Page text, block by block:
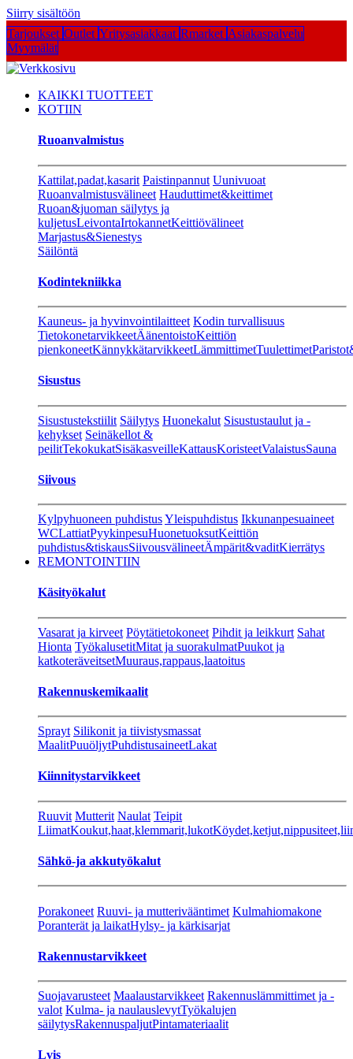
Siirry sisältöön
Tarjoukset Outlet Yritysasiakkaat Rmarket Asiakaspalvelu
Myymälät
KAIKKI TUOTTEET
KOTIIN
Ruoanvalmistus
Kattilat,padat,kasarit Paistinpannut Uunivuoat
Ruoanvalmistusvälineet Hauduttimet&keittimet
Ruoan&juoman säilytys ja
kuljetusLeivontaIrtokannetKeittiövälineet
Marjastus&Sienestys
Säilöntä
Kodintekniikka
Kauneus- ja hyvinvointilaitteet Kodin turvallisuus
TietokonetarvikkeetÄänentoistoKeittiön
pienkoneetKännykkätarvikkeetLämmittimetTuulettimet
Sisustus
Sisustustekstiilit Säilytys Huonekalut Sisustustaulut ja -
kehykset Seinäkellot &
peilitTekokukatSisäkasveilleKattausKoristeetValaistusSauna
Siivous
Kylpyhuoneen puhdistusYleispuhdistus Ikkunanpesuaineet
WCLattiatPyykinpesuHuonetuoksutKeittiön
puhdistus&tiskausSiivousvälineetÄmpärit&vaditKierrätys
REMONTOINTIIN
Käsityökalut
Vasarat ja kirveet Pöytätietokoneet Pihdit ja leikkurt Sahat
Hionta TyökalusetitMitat ja suorakulmatPuukot ja
katkoteräveitsetMuuraus,rappaus,laatoitus
Rakennuskemikaalit
Sprayt Silikonit ja tiivistysmassat
MaalitPuuöljytPuhdistusaineetLakat
Kiinnitystarvikkeet
Ruuvit Mutterit Naulat Teipit
LiimatKoukut,haat,klemmarit,lukot
Sähkö-ja akkutyökalut
Porakoneet Ruuvi- ja mutterivääntimet Kulmahiomakone
Poranterät ja laikatHylsy- ja kärkisarjat
Rakennustarvikkeet
Suojavarusteet Maalaustarvikkeet Rakennuslämmittimet ja -
valot Kulma- ja naulauslevytTyökalujen
säilytysRakennuspaljutPintamateriaalit
Lvis